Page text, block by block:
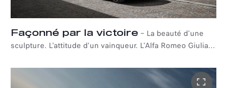
Façonné par la victoire – La beauté d'une
sculpture. L'attitude d'un vainqueur. L'Alfa Romeo Giulia
sportivité - une expression claire de l'ADN audacieux de
la marque - disponible en trois couleurs : Rouge Etna,